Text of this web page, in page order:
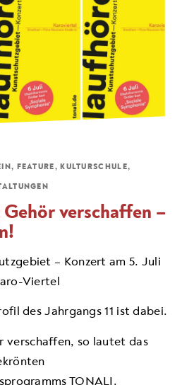
, FEATURE,KULTURSCHULE,
verschaffen –
– Konzert am 5. Juli
Viertel
des Jahrgangs 11 ist dabei.
verschaffen, so lautet das
TONALI.